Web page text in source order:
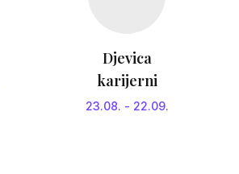
Djevica
karijerni
23.08. - 22.09.